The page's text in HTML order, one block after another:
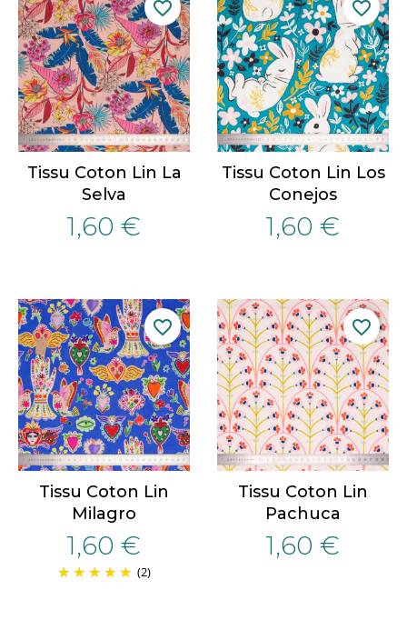
Tissu Coton Lin La
Selva
1,60 €
favorite_border
Tissu Coton Lin Los
Conejos
1,60 €
favorite_border
Tissu Coton Lin
Milagro
1,60 €
(2)
favorite_border
Tissu Coton Lin
Pachuca
1,60 €
favorite_border